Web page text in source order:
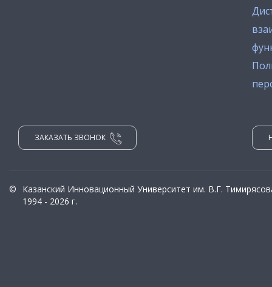
ЗАКАЗАТЬ ЗВОНОК
©
Казанский Инновационный Университет им. В.Г.
1994 - 2026 г.